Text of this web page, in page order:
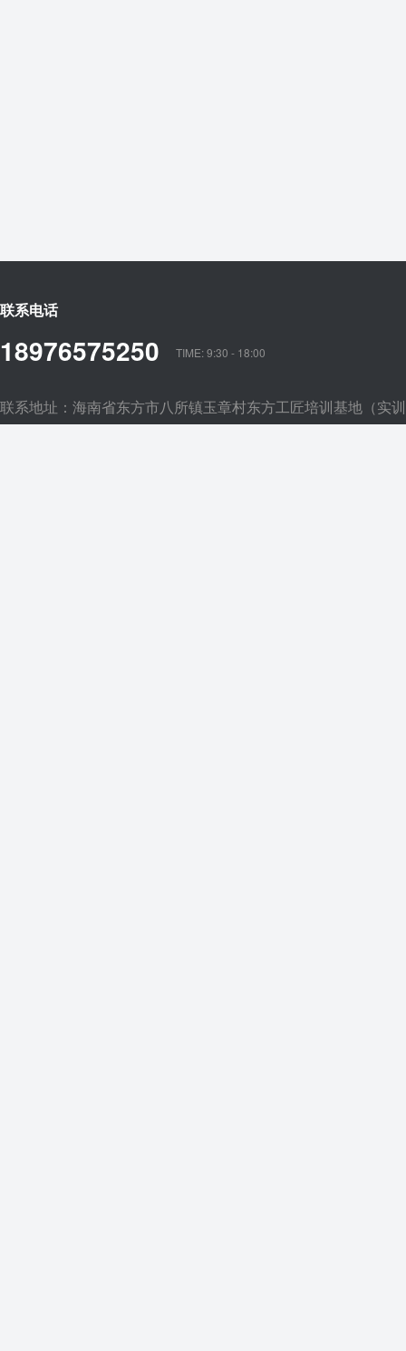
联系电话
18976575250 TIME: 9:30 - 18:00
联系地址：海南省东方市八所镇玉章村东方工匠培训基地（实